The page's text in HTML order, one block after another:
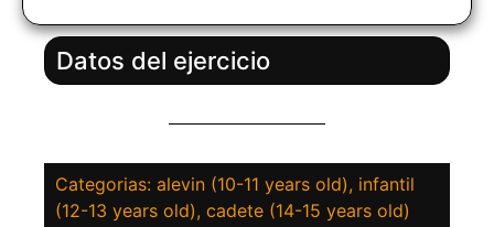
Datos del ejercicio
Categorias: alevin (10-11 years old), infantil
(12-13 years old), cadete (14-15 years old)